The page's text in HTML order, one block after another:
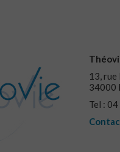
13,
34000
Tel :